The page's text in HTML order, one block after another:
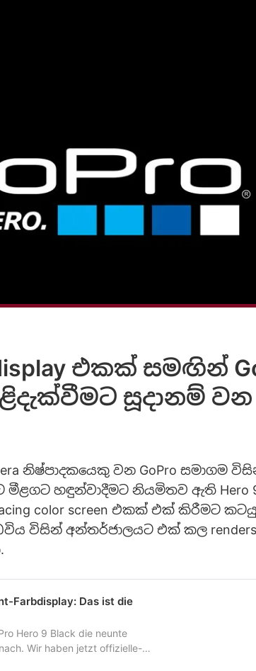
එකක් සමඟින්
සූදානම්
නිෂ්පාදකයෙකු වන GoPro සමාගම
මීළගට හඳුන්වාදීමට නියමිතව ඇති Hero
color screen එකක් එක් කිරීමට
විසින් අන්තර්ජාලයට එක් කල
Farbdisplay: Das ist die
Hero 9 Black die neunte
Wir haben jetzt offizielle-